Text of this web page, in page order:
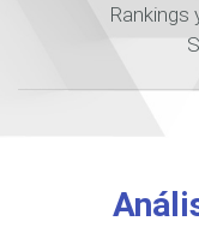
Rankings